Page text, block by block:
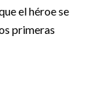
el héroe se
primeras